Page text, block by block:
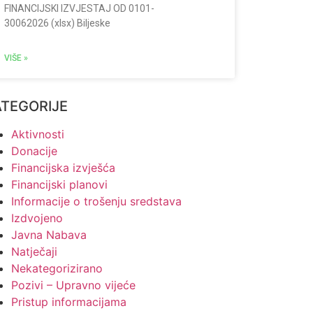
FINANCIJSKI IZVJESTAJ OD 0101-
30062026 (xlsx) Biljeske
VIŠE »
Aktivnosti
Donacije
Financijska izvješća
Financijski planovi
Informacije o trošenju sredstava
Izdvojeno
Javna Nabava
Natječaji
Nekategorizirano
Pozivi – Upravno vijeće
Pristup informacijama